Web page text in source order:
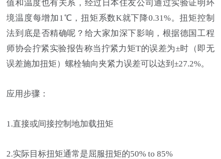
值和温度也有关系，经过日本住友公司通过实验证明环
境温度每增加1℃，扭矩系数K就下降0.31%。扭矩控制
法到底是否精确呢？给大家加深下影响，根据德国工程
师协会拧紧实验报告称当拧紧力矩T的误差为±时（即无
误差施加扭矩）螺栓轴向夹紧力误差可以达到±27.2%。
应用步骤：
1.直接或间接控制地加载扭矩
2.实际目标扭矩通常是屈服扭矩的50% to 85%